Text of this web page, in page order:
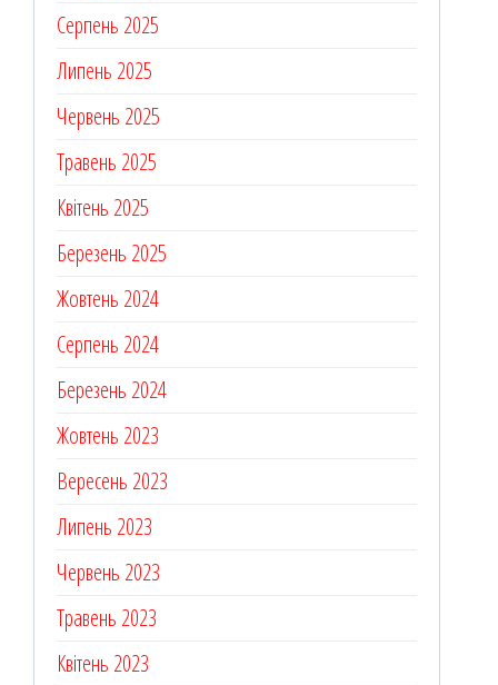
Серпень 2025
Липень 2025
Червень 2025
Травень 2025
Квітень 2025
Березень 2025
Жовтень 2024
Серпень 2024
Березень 2024
Жовтень 2023
Вересень 2023
Липень 2023
Червень 2023
Травень 2023
Квітень 2023